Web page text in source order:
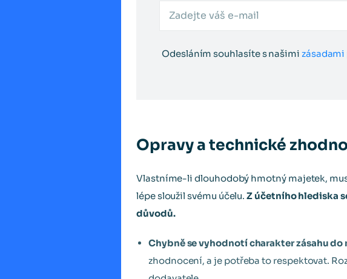
Odesláním souhlasíte s našimi
Opravy a technické
Vlastníme-li dlouhodobý hmotný majetek,
lépe sloužil svému účelu.Z účetního hlediska
důvodů.
Chybně se vyhodnotí charakter zásahu do
zhodnocení, a je potřeba to respektovat.